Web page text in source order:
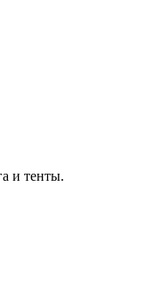
и тенты.